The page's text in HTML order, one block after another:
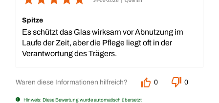
Spitze
Es schützt das Glas wirksam vor Abnutzung im
Laufe der Zeit, aber die Pflege liegt oft in der
Verantwortung des Trägers.
Waren diese Informationen hilfreich? 0 0
Hinweis: Diese Bewertung wurde automatisch übersetzt